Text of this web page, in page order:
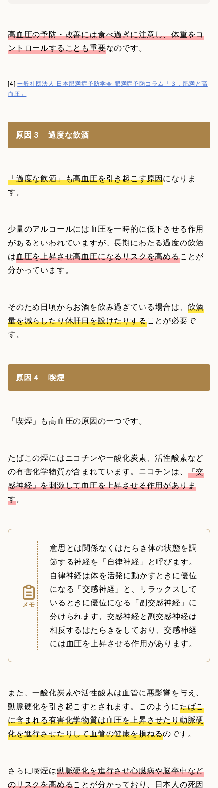
高血圧の予防・改善には食べ過ぎに注意し、体重をコ
ントロールすることも重要なのです。
[4]一般社団法人 日本肥満症予防学会 肥満症予防コラム「３．肥満と高
血圧」
原因３ 過度な飲酒
「過度な飲酒」も高血圧を引き起こす原因になりま
す。
少量のアルコールには血圧を一時的に低下させる作用
があるといわれていますが、長期にわたる過度の飲酒
は血圧を上昇させ高血圧になるリスクを高めることが
分かっています。
そのため日頃からお酒を飲み過ぎている場合は、 飲酒
量を減らしたり休肝日を設けたりすることが必要で
す。
原因４ 喫煙
「喫煙」も高血圧の原因の一つです。
たばこの煙にはニコチンや一酸化炭素、活性酸素など
の有害化学物質が含まれています。ニコチンは、 「交
感神経」を刺激して血圧を上昇させる作用がありま
す。
メモ
意思とは関係なくはたらき体の状態を調
節する神経を「自律神経」と呼びます。
自律神経は体を活発に動かすときに優位
になる「交感神経」と、リラックスして
いるときに優位になる「副交感神経」に
分けられます。交感神経と副交感神経は
相反するはたらきをしており、交感神経
には血圧を上昇させる作用があります。
また、一酸化炭素や活性酸素は血管に悪影響を与え、
動脈硬化を引き起こすとされます。このようにたばこ
に含まれる有害化学物質は血圧を上昇させたり動脈硬
化を進行させたりして血管の健康を損ねるのです。
さらに喫煙は動脈硬化を進行させ心臓病や脳卒中など
のリスクを高めることが分かっており、日本人の死因